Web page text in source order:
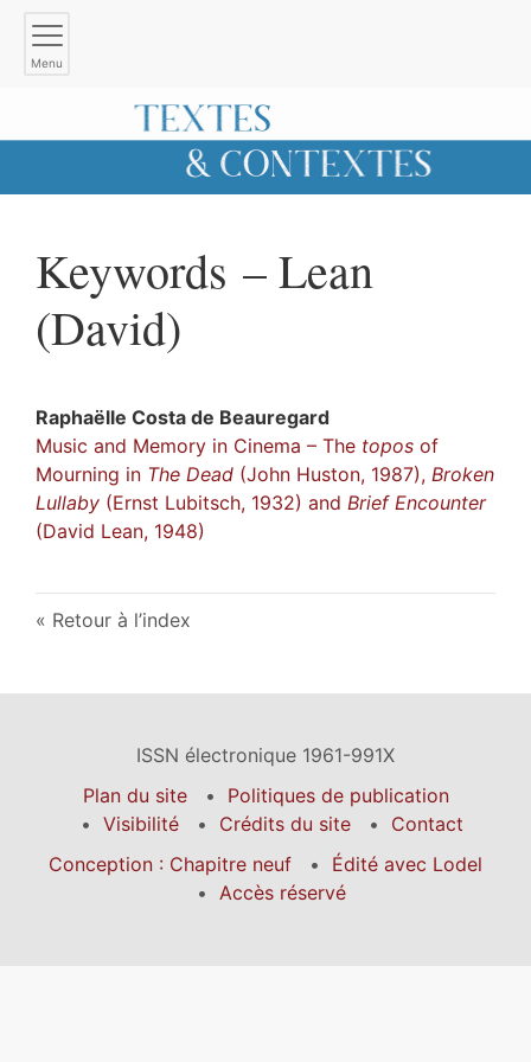
Menu
Keywords – Lean
(David)
Raphaëlle Costa de Beauregard
Music and Memory in Cinema – The topos of
Mourning in The Dead (John Huston, 1987), Broken
Lullaby (Ernst Lubitsch, 1932) and Brief Encounter
(David Lean, 1948)
Retour à l’index
ISSN électronique 1961-991X
Plan du site
Politiques de publication
Visibilité
Crédits du site
Contact
Conception : Chapitre neuf
Édité avec Lodel
Accès réservé